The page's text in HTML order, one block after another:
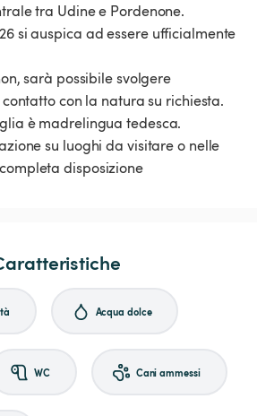
tra Udine e Pordenone.
si auspica ad essere ufficialmente
sarà possibile svolgere
con la natura su richiesta.
è madrelingua tedesca.
su luoghi da visitare o nelle
disposizione
Acqua dolce
WC Cani ammessi